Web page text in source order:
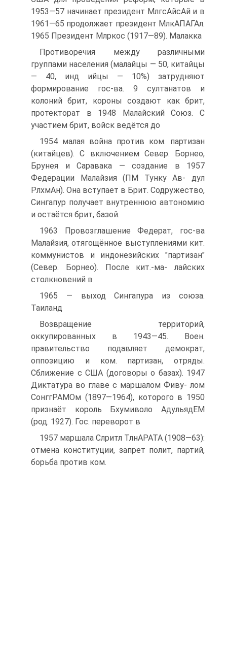
1953—57 начинает президент МлгсАйсАй и в
1961—65 продолжает президент МлкАПАГАл.
1965 Президент Млркос (1917—89). Малакка
Противоречия между различными
группами населения (малайцы — 50, китайцы
— 40, инд ийцы — 10%) затрудняют
формирование гос-ва. 9 султанатов и
колоний брит, короны создают как брит,
протекторат в 1948 Малайский Союз. C
участием брит, войск ведётся до
1954 малая война против ком. партизан
(китайцев). C включением Север. Борнео,
Брунея и Саравака — создание в 1957
Федерации Малайзия (ПМ Тунку Ав- дул
РлхмАн). Она вступает в Брит. Содружество,
Сингапур получает внутреннюю автономию
и остаётся брит, базой.
1963 Провозглашение Федерат, гос-ва
Малайзия, отягощённое выступлениями кит.
коммунистов и индонезийских "партизан"
(Север. Борнео). После кит.-ма- лайских
столкновений в
1965 — выход Сингапура из союза.
Таиланд
Возвращение территорий,
оккупированных в 1943—45. Воен.
правительство подавляет демократ,
оппозицию и ком. партизан, отряды.
Сближение с США (договоры о базах). 1947
Диктатура во главе с маршалом Фиву- лом
СонггРАМОм (1897—1964), которого в 1950
признаёт король Бхумиволо АдульядЕМ
(род. 1927). Гос. переворот в
1957 маршала Слритл ТлнАРАТА (1908—63):
отмена конституции, запрет полит, партий,
борьба против ком.